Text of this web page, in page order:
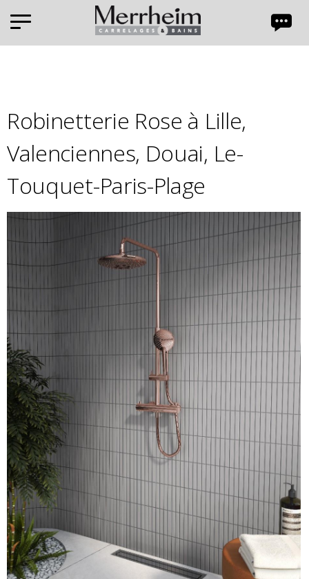
Robinetterie Rose à Lille,
Valenciennes, Douai, Le-
Touquet-Paris-Plage
Panneau de gestion des cookies